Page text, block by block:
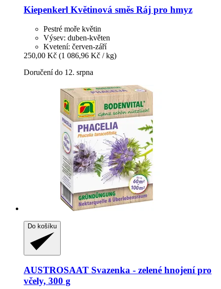
Kiepenkerl Květinová směs Ráj pro hmyz
Pestré moře květin
Výsev: duben-květen
Kvetení: červen-září
250,00 Kč (1 086,96 Kč / kg)
Doručení do 12. srpna
Do košíku
AUSTROSAAT Svazenka -​ zelené hnojení pro
včely, 300 g